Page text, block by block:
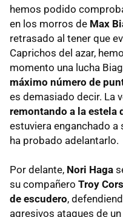
hemos podido
en los morros de Max
retrasado al tener que
Caprichos del azar,
momento una lucha
máximo número de
es demasiado decir. La
remontando a la estela
estuviera enganchado a
ha probado adelantarlo.
Por delante, Nori Haga
su compañero Troy
de escudero,
agresivos ataques de